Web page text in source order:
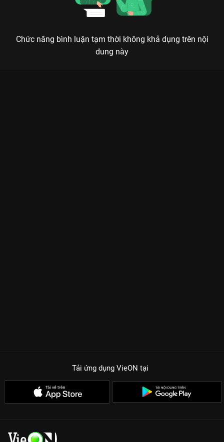
Chức năng bình luận tạm thời không khả dụng trên nội
dung này
Tải ứng dụng VieON tại